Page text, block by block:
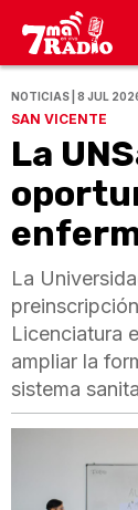
NOTICIAS | 8 JUL
SAN VICENTE
La
La
Licenciatura
ampliar la
sistema